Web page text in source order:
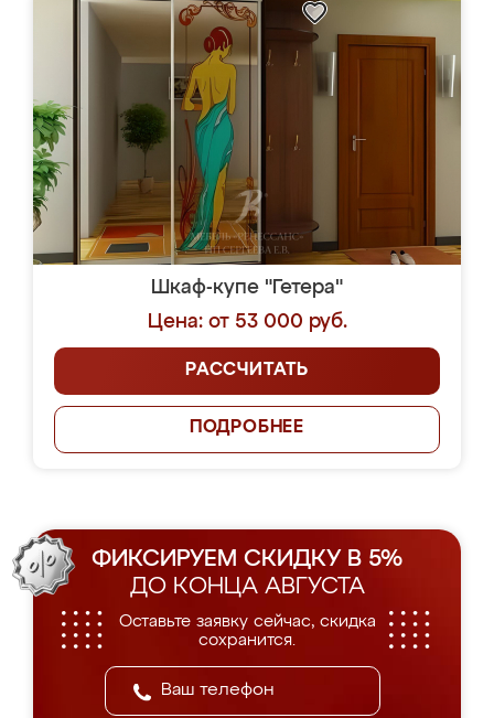
Шкаф-купе "Гетера"
Цена: от 53 000 руб.
РАССЧИТАТЬ
ПОДРОБНЕЕ
ФИКСИРУЕМ СКИДКУ В 5%
ДО КОНЦА АВГУСТА
Оставьте заявку сейчас, скидка
сохранится.